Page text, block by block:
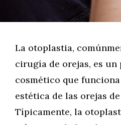
La otoplastia,
cirugía de orejas, es
cosmético que
estética de las orejas
Típicamente, la